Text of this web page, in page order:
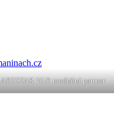
ARTSTAR V.I.P. mediální partner